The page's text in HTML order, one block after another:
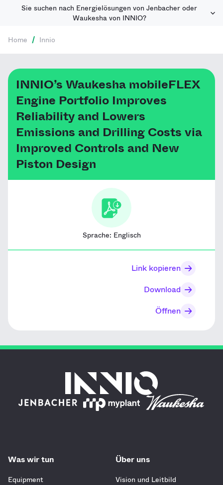
Sie suchen nach Energielösungen von Jenbacher oder
Waukesha von INNIO?
Home / Innio
INNIO’s Waukesha mobileFLEX
Engine Portfolio Improves
Reliability and Lowers
Emissions and Drilling Costs via
Improved Controls and New
Piston Design
Sprache: Englisch
Link kopieren
Download
Öffnen
Was wir tun
Equipment
Über uns
Vision und Leitbild